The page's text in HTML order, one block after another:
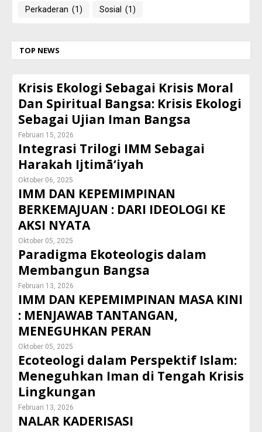
Perkaderan (1) Sosial (1)
TOP NEWS
Krisis Ekologi Sebagai Krisis Moral
Dan Spiritual Bangsa: Krisis Ekologi
Sebagai Ujian Iman Bangsa
Februari 15, 2026
Integrasi Trilogi IMM Sebagai
Harakah Ijtimā‘iyah
Oktober 06, 2025
IMM DAN KEPEMIMPINAN
BERKEMAJUAN : DARI IDEOLOGI KE
AKSI NYATA
Oktober 05, 2025
Paradigma Ekoteologis dalam
Membangun Bangsa
Februari 13, 2026
IMM DAN KEPEMIMPINAN MASA KINI
: MENJAWAB TANTANGAN,
MENEGUHKAN PERAN
Oktober 05, 2025
Ecoteologi dalam Perspektif Islam:
Meneguhkan Iman di Tengah Krisis
Lingkungan
Februari 13, 2026
NALAR KADERISASI